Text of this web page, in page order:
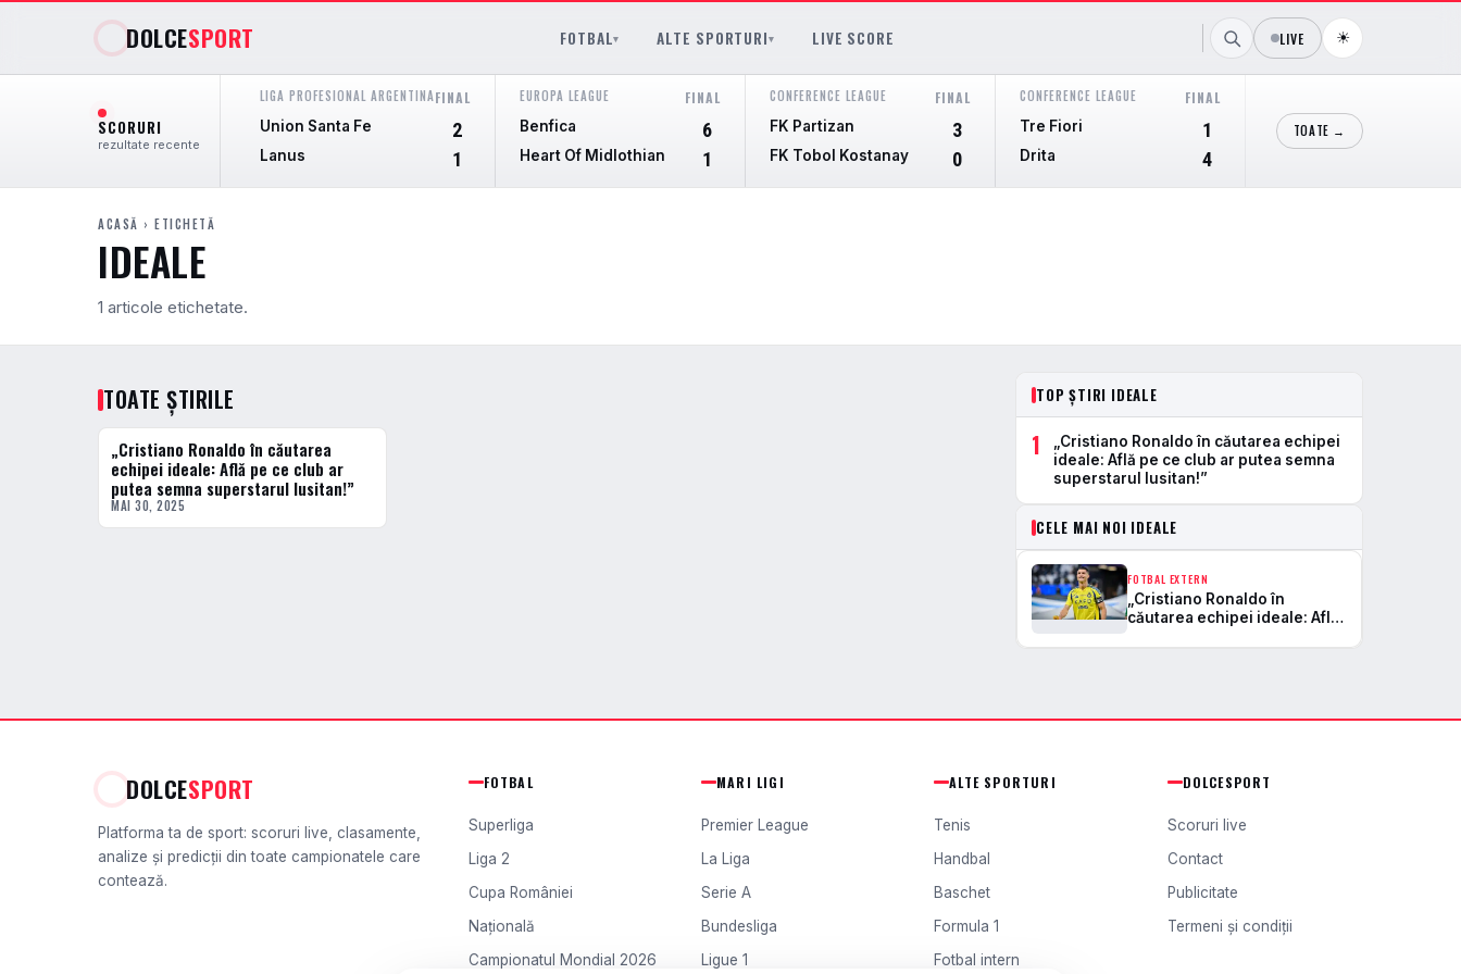
DOLCESPORT FOTBAL▾ ALTE SPORTURI▾ LIVE SCORE LIVE ☀
SCORURI
rezultate recente
LIGA PROFESIONAL ARGENTINAFINAL
Union Santa Fe 2
Lanus 1
EUROPA LEAGUE FINAL
Benfica 6
Heart Of Midlothian 1
CONFERENCE LEAGUE FINAL
FK Partizan 3
FK Tobol Kostanay 0
CONFERENCE LEAGUE FINAL
Tre Fiori 1
Drita 4
Hibernian
TOATE →
ACASĂ › ETICHETĂ
IDEALE
1 articole etichetate.
TOATE ȘTIRILE
FOTBAL EXTERN
„Cristiano Ronaldo în căutarea
echipei ideale: Află pe ce club ar
putea semna superstarul lusitan!”
MAI 30, 2025
TOP ȘTIRI IDEALE
1
„Cristiano Ronaldo în căutarea echipei
ideale: Află pe ce club ar putea semna
superstarul lusitan!”
CELE MAI NOI IDEALE
FOTBAL EXTERN
„Cristiano Ronaldo în
căutarea echipei ideale: Află
DOLCESPORT
Platforma ta de sport: scoruri live, clasamente,
analize și predicții din toate campionatele care
contează.
FOTBAL
Superliga
Liga 2
Cupa României
Națională
Campionatul Mondial 2026
MARI LIGI
Premier League
La Liga
Serie A
Bundesliga
Ligue 1
ALTE SPORTURI
Tenis
Handbal
Baschet
Formula 1
Fotbal intern
DOLCESPORT
Scoruri live
Contact
Publicitate
Termeni și condiții